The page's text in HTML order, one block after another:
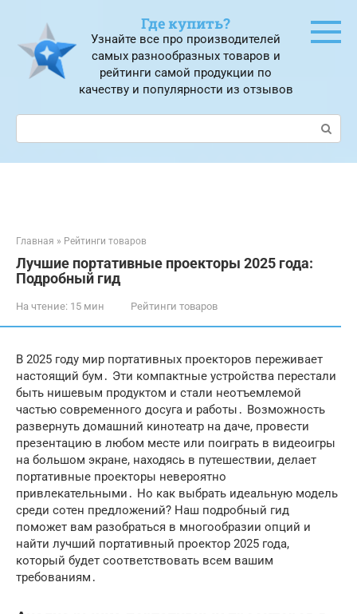
контенту
Где купить?
Узнайте все про производителей
самых разнообразных товаров и
рейтинги самой продукции по
качеству и популярности из отзывов
Поиск:
Главная » Рейтинги товаров
Лучшие портативные проекторы 2025 года:
Подробный гид
На чтение: 15 мин Рейтинги товаров
В 2025 году мир портативных проекторов переживает
настоящий бум․ Эти компактные устройства перестали
быть нишевым продуктом и стали неотъемлемой
частью современного досуга и работы․ Возможность
развернуть домашний кинотеатр на даче, провести
презентацию в любом месте или поиграть в видеоигры
на большом экране, находясь в путешествии, делает
портативные проекторы невероятно
привлекательными․ Но как выбрать идеальную модель
среди сотен предложений? Наш подробный гид
поможет вам разобраться в многообразии опций и
найти лучший портативный проектор 2025 года,
который будет соответствовать всем вашим
требованиям․